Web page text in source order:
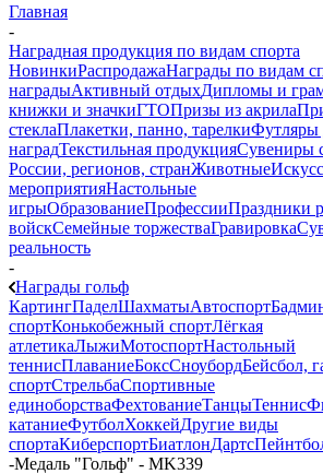
Главная
-
Наградная продукция по видам спорта
НовинкиРаспродажаНаграды по видам
наградыАктивный отдыхДипломы и
книжки и значкиГТОПризы из акрила
стеклаПлакетки, панно, тарелкиФутляры
наградТекстильная продукцияСувениры
России, регионов, странЖивотные
мероприятияНастольные
игрыОбразованиеПрофессииПраздники
войскСемейные торжестваГравировка
реальность
-
Награды гольф
КартингПаделШахматыАвтоспорт
спортКонькобежный спортЛёгкая
атлетикаЛыжиМотоспортНастольный
теннисПлаваниеБоксСноубордБейсбол,
спортСтрельбаСпортивные
единоборстваФехтованиеТанцыТеннис
катаниеФутболХоккейДругие виды
спортаКиберспортБиатлонДартс
-Медаль "Гольф" - MK339